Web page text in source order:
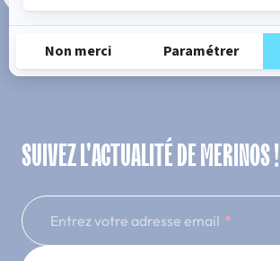
SUIVEZ L'ACTUALITÉ DE MERINOS !
Entrez votre adresse email